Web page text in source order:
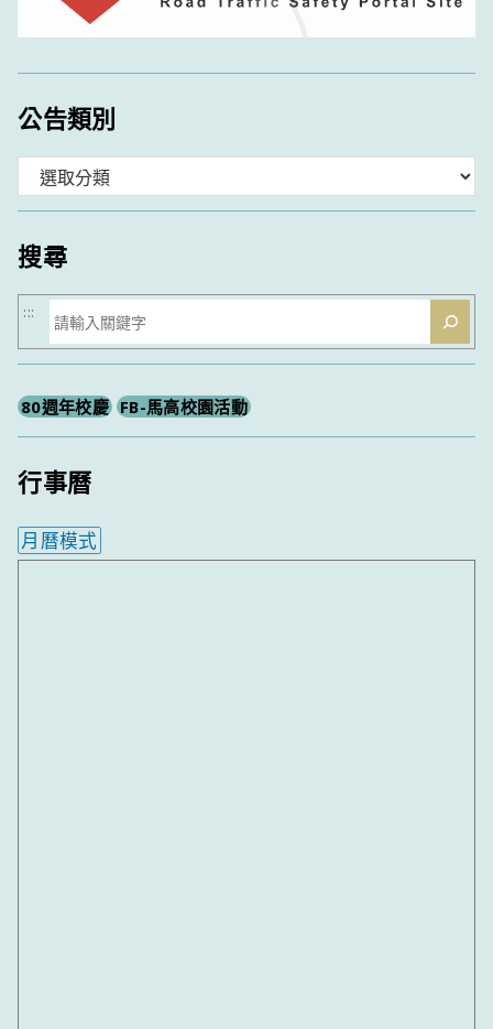
公告類別
類
搜尋
搜
尋
:::
80週年校慶 FB-馬高校園活動
行事曆
月曆模式